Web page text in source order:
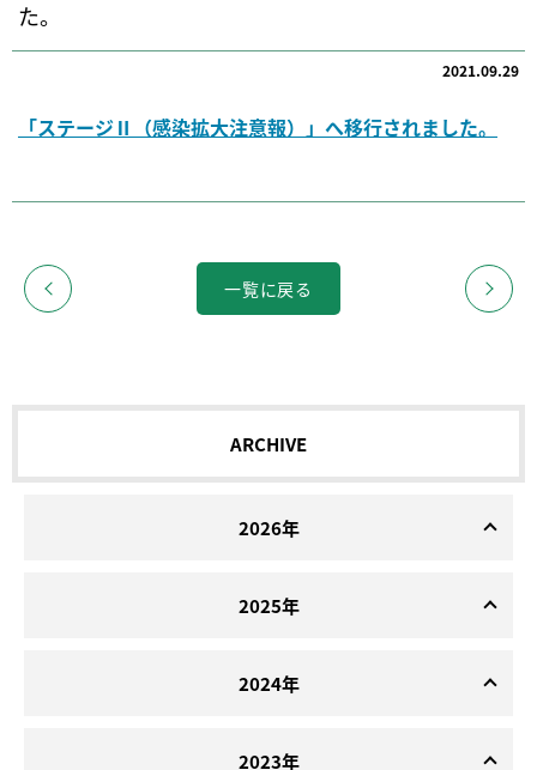
た。
2021.09.29
「ステージⅡ（感染拡大注意報）」へ移行されました。
一覧に戻る
ARCHIVE
2026年
2025年
2024年
2023年